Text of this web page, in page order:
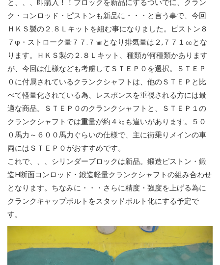
と、、、即購入！！ブロックを新品にするついでに、クラン
ク・コンロッド・ピストンも新品に・・・と言う事で、今回
ＨＫＳ製の２.８Ｌキットを組む事になりました。ピストン８
７φ・ストローク量７７.７㎜となり排気量は２,７７１㏄とな
ります。ＨＫＳ製の２.８Ｌキット、種類が何種類かあります
が、今回は仕様なども考慮してＳＴＥＰ０を選択。ＳＴＥＰ
０に付属されているクランクシャフトは、他のＳＴＥＰと比
べて軽量化されている為、レスポンスを重視される方には最
適な商品。ＳＴＥＰ０のクランクシャフトと、ＳＴＥＰ１の
クランクシャフトでは重量が約４㎏も違いがあります。５０
０馬力～６００馬力ぐらいの仕様で、主に街乗りメインの車
両にはＳＴＥＰ０がおすすめです。
これで、、、シリンダーブロックは新品。鍛造ピストン・鍛
造H断面コンロッド・鍛造軽量クランクシャフトの組み合わせ
となります。ちなみに・・・さらに精度・強度を上げる為に
クランクキャップボルトをスタッドボルト化にする予定で
す。